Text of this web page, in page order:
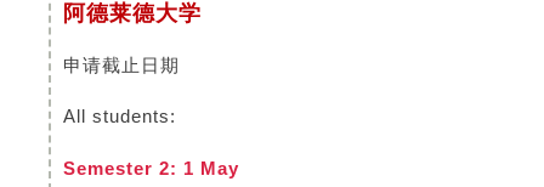
阿德莱德大学
申请截止日期
All students:
Semester 2: 1 May